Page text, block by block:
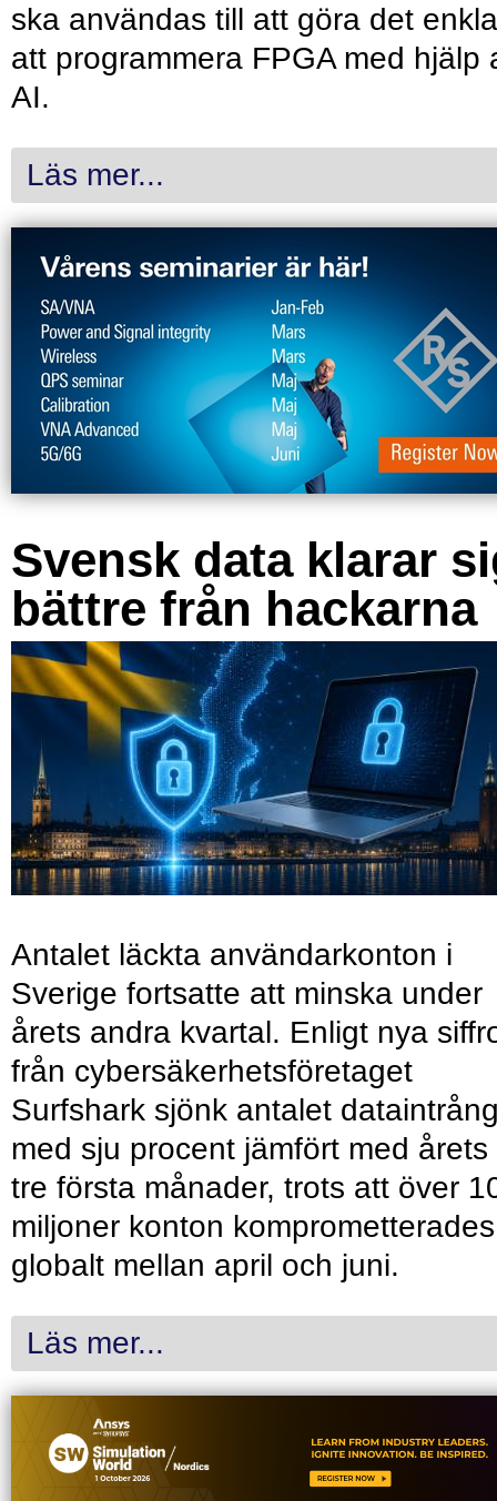
ska användas till att göra det
att programmera FPGA med hjälp
AI.
Läs mer...
Svensk data klarar
bättre från hackarna
Antalet läckta användarkonton i
Sverige fortsatte att minska under
årets andra kvartal. Enligt nya
från cybersäkerhetsföretaget
Surfshark sjönk antalet
med sju procent jämfört med årets
tre första månader, trots att över
miljoner konton komprometterades
globalt mellan april och juni.
Läs mer...